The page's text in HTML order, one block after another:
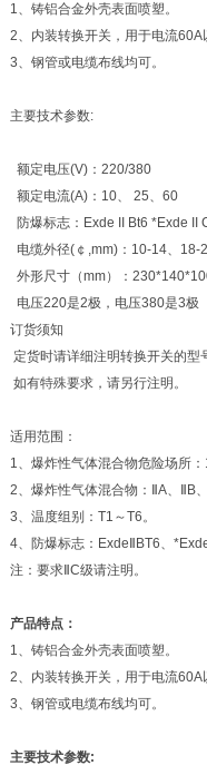
1、铸铝合金外壳表面喷塑。
2、内装转换开关，用于电流
3、钢管或电缆布线均可。
主要技术参数:
额定电压(V)：220/380
额定电流(A)：10、 25、60
防爆标志：Exde II Bt6 *Exde II
电缆外径(￠,mm)：10-14、18-
外形尺寸（mm）：
电压220是2极，电压380是3极
订货须知
定货时请详细注明转换开关的
如有特殊要求，请另行注明。
适用范围：
1、爆炸性气体混合物危险场所
2、爆炸性气体混合物：ⅡA、ⅡB
3、温度组别：T1～T6。
4、防爆标志：ExdeⅡBT6、
注：要求ⅡC级请注明。
产品特点：
1、铸铝合金外壳表面喷塑。
2、内装转换开关，用于电流
3、钢管或电缆布线均可。
主要技术参数: